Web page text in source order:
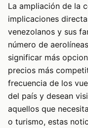
La ampliación de la
implicaciones
venezolanos y sus
número de
significar más
precios más
frecuencia de los
del país y desean
aquellos que
o turismo, estas